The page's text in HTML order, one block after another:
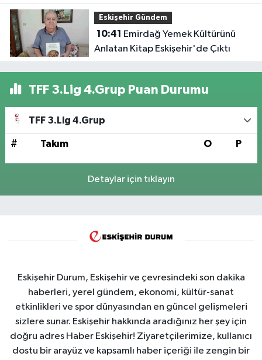
Kameraya Yansıdı
Eskişehir Gündem
10:41
Anlatan Kitap Eskişehir'de Çıktı
TFF 3.Lig 4.Grup Puan Durumu
TFF 3.Lig 4.Grup
# Takım O P
Detaylar için tıklayın
Eskişehir Durum, Eskişehir ve çevresindeki son dakika
haberleri, yerel gündem, ekonomi, kültür-sanat
etkinlikleri ve spor dünyasından en güncel gelişmeleri
sizlere sunar. Eskişehir hakkında aradığınız her şey için
doğru adres Haber Eskişehir! Ziyaretçilerimize, kullanıcı
dostu bir arayüz ve kapsamlı haber içeriği ile zengin bir